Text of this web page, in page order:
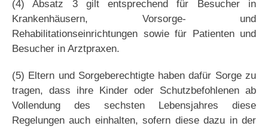
(4) Absatz 3 gilt entsprechend für Besucher in
Krankenhäusern, Vorsorge- und
Rehabilitationseinrichtungen sowie für Patienten und
Besucher in Arztpraxen.
(5) Eltern und Sorgeberechtigte haben dafür Sorge zu
tragen, dass ihre Kinder oder Schutzbefohlenen ab
Vollendung des sechsten Lebensjahres diese
Regelungen auch einhalten, sofern diese dazu in der